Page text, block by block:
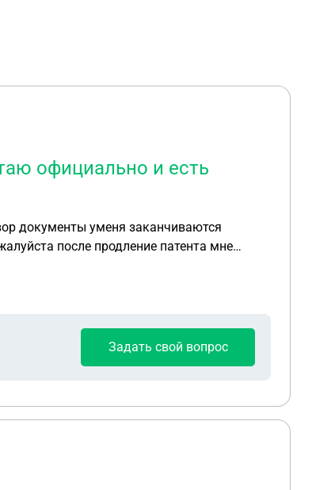
официально и есть
документы уменя заканчиваются
после продление патента мне
Задать свой вопрос